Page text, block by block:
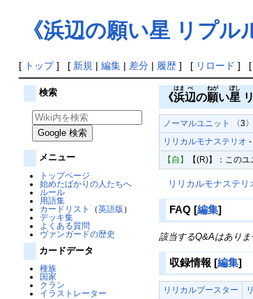
《浜辺の願い星 リプル
[ トップ] [ 新規 | 編集| 差分| 履歴] [ リロード ] [
検索
メニュー
トップページ
始めたばかりの人たちへ
ルール
用語集
カードリスト
（英語版 ）
デッキ集
よくある質問
ヴァンガードの歴史
カードデータ
種族
国家
クラン
イラストレーター
《浜
はま
辺
べ
の願
ねが
い星
ぼし
ノーマルユニット 〈3
リリカルモナステリオ -
【自】
【(R)】：この
リリカルモナステ
FAQ [編集]
該当するQ&Aはありま
収録情報 [編集]
リリカルブースター